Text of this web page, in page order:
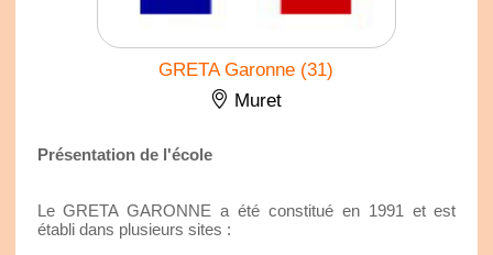
GRETA Garonne (31)
Muret
Présentation de l'école
Le GRETA GARONNE a été constitué en 1991 et est
établi dans plusieurs sites :